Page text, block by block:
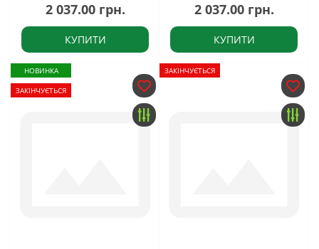
2 037.00 грн.
КУПИТИ
2 037.00 грн.
КУПИТИ
НОВИНКА
ЗАКІНЧУЄТЬСЯ
ЗАКІНЧУЄТЬСЯ